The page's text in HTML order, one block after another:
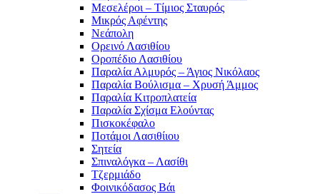
Μεσελέροι – Τίμιος Σταυρός
Μικρός Αφέντης
Νεάπολη
Ορεινό Λασιθίου
Οροπέδιο Λασιθίου
Παραλία Αλμυρός – Άγιος Νικόλαος
Παραλία Βούλισμα – Χρυσή Άμμος
Παραλία Κιτροπλατεία
Παραλία Σχίσμα Ελούντας
Πισκοκέφαλο
Ποτάμοι Λασιθίιου
Σητεία
Σπιναλόγκα – Λασίθι
Τζερμιάδο
Φοινικόδασος Βάι